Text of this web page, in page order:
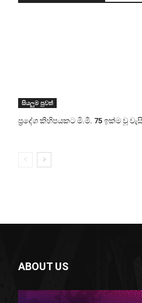
සියලුම පුවත්
ප්‍රදේශ කිහිපයකට මි.මී. 75 ඉක්ම වූ වැසි
ABOUT US